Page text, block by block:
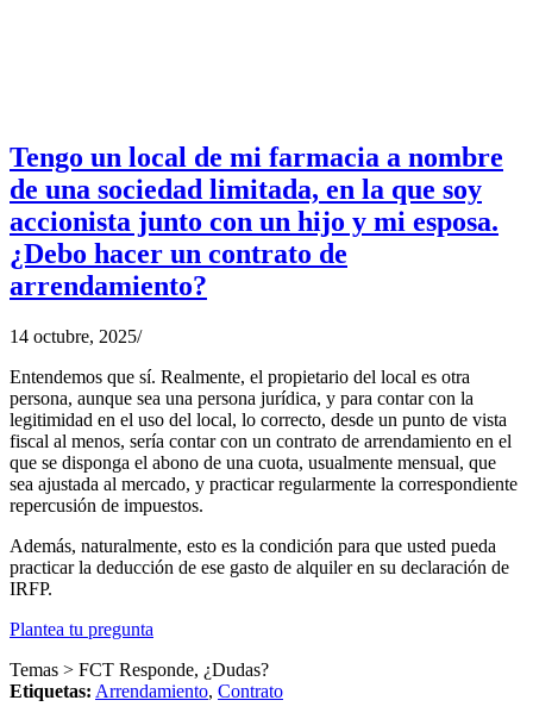
Tengo un local de mi farmacia a nombre
de una sociedad limitada, en la que soy
accionista junto con un hijo y mi esposa.
¿Debo hacer un contrato de
arrendamiento?
14 octubre, 2025/
Entendemos que sí. Realmente, el propietario del local es otra
persona, aunque sea una persona jurídica, y para contar con la
legitimidad en el uso del local, lo correcto, desde un punto de vista
fiscal al menos, sería contar con un contrato de arrendamiento en el
que se disponga el abono de una cuota, usualmente mensual, que
sea ajustada al mercado, y practicar regularmente la correspondiente
repercusión de impuestos.
Además, naturalmente, esto es la condición para que usted pueda
practicar la deducción de ese gasto de alquiler en su declaración de
IRFP.
Plantea tu pregunta
Temas > FCT Responde, ¿Dudas?
Etiquetas: Arrendamiento, Contrato